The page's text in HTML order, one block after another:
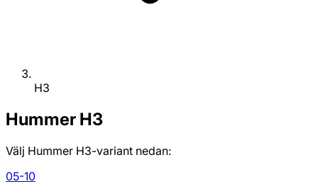
H3
Hummer H3
Välj Hummer H3-variant nedan:
05-10